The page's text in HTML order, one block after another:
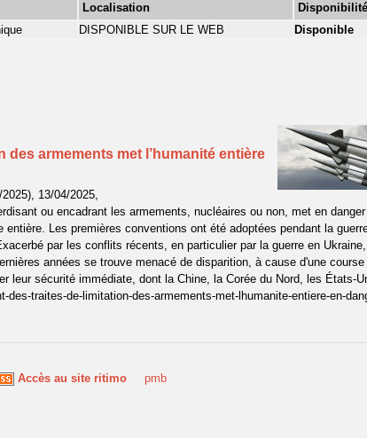
Localisation
Disponibilité
DISPONIBLE SUR LE WEB Disponible
des armements met l’humanité entière
13/04/2025,
ou encadrant les armements, nucléaires ou non, met en danger
Les premières conventions ont été adoptées pendant la
par les conflits récents, en particulier par la guerre en
années se trouve menacé de disparition, à cause d'une course
leur sécurité immédiate, dont la Chine, la Corée du Nord, les États-
traites-de-limitation-des-armements-met-lhumanite-entiere-en-
Accès au site ritimo pmb